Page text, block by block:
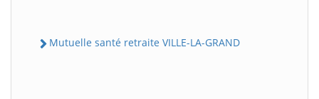
Mutuelle santé retraite VILLE-LA-GRAND